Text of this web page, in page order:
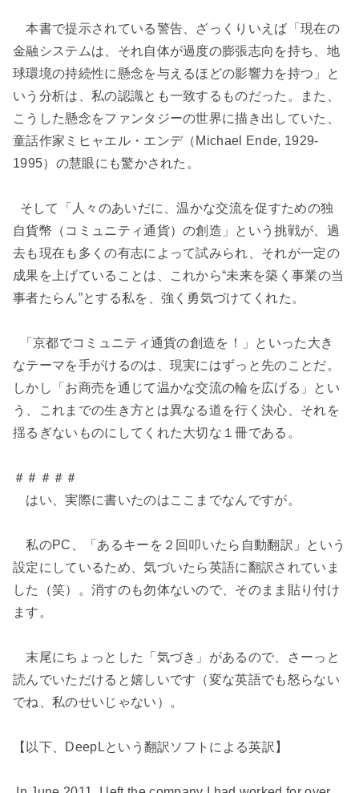
本書で提示されている警告、ざっくりいえば「現在の
金融システムは、それ自体が過度の膨張志向を持ち、地
球環境の持続性に懸念を与えるほどの影響力を持つ」と
いう分析は、私の認識とも一致するものだった。また、
こうした懸念をファンタジーの世界に描き出していた、
童話作家ミヒャエル・エンデ（Michael Ende, 1929-
1995）の慧眼にも驚かされた。
そして「人々のあいだに、温かな交流を促すための独
自貨幣（コミュニティ通貨）の創造」という挑戦が、過
去も現在も多くの有志によって試みられ、それが一定の
成果を上げていることは、これから“未来を築く事業の当
事者たらん”とする私を、強く勇気づけてくれた。
「京都でコミュニティ通貨の創造を！」といった大き
なテーマを手がけるのは、現実にはずっと先のことだ。
しかし「お商売を通じて温かな交流の輪を広げる」とい
う、これまでの生き方とは異なる道を行く決心、それを
揺るぎないものにしてくれた大切な１冊である。
＃＃＃＃＃
はい、実際に書いたのはここまでなんですが。
私のPC、「あるキーを２回叩いたら自動翻訳」という
設定にしているため、気づいたら英語に翻訳されていま
した（笑）。消すのも勿体ないので、そのまま貼り付け
ます。
末尾にちょっとした「気づき」があるので、さーっと
読んでいただけると嬉しいです（変な英語でも怒らない
でね、私のせいじゃない）。
【以下、DeepLという翻訳ソフトによる英訳】